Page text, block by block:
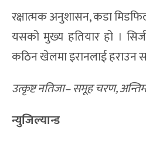
रक्षात्मक अनुशासन, कडा
यसको मुख्य हतियार हो ।
कठिन खेलमा इरानलाई हराउन
उत्कृष्ट नतिजा– समूह चरण,
न्युजिल्यान्ड